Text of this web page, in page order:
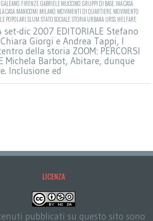
FIRENZEGABRIELE MUCCINO GRUPPI DI BASE INA CASA
CASA MANICOMI MILANO MOVIMENTI DI QUARTIERE MOVIMENTO
POPOLARI SLUM STATO SOCIALESTORIA URBANA URSSWELFARE
set-dic 2007 EDITORIALE Stefano
Giorgi e Andrea Tappi, I
della storia ZOOM: PERCORSI
Michela Barbot, Abitare, dunque
Inclusione ed
LICENZA
pubblicati su questo sito sono